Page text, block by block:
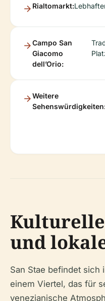
Rialtomarkt:
Campo San
Giacomo
dell’Orio:
Weitere
und
San Stae befindet sich
einem Viertel, das für
venezianische